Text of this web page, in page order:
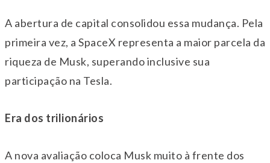
A abertura de capital consolidou essa mudança. Pela
primeira vez, a SpaceX representa a maior parcela da
riqueza de Musk, superando inclusive sua
participação na Tesla.
Era dos trilionários
A nova avaliação coloca Musk muito à frente dos